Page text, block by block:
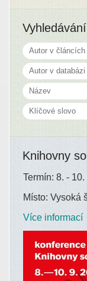
Vyhledávání
Knihovny
Termín: 8. -
Místo: Vysoká
Více informací